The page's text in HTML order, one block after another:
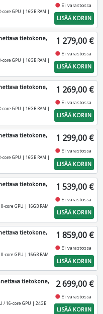
GPU | 16GB RAM |
fiber_manual_record Ei varastossa
LISÄÄ KORIIN
tietokone,
GPU | 16GB RAM |
1 279,00 €
fiber_manual_record Ei varastossa
LISÄÄ KORIIN
tietokone,
GPU | 16GB RAM |
1 269,00 €
fiber_manual_record Ei varastossa
LISÄÄ KORIIN
tietokone,
GPU | 16GB RAM |
1 299,00 €
fiber_manual_record Ei varastossa
LISÄÄ KORIIN
tietokone,
core GPU | 16GB RAM
1 539,00 €
fiber_manual_record Ei varastossa
LISÄÄ KORIIN
tietokone,
core GPU | 16GB RAM
1 859,00 €
fiber_manual_record Ei varastossa
LISÄÄ KORIIN
tietokone,
/ 16-core GPU | 24GB
2 699,00 €
fiber_manual_record Ei varastossa
LISÄÄ KORIIN